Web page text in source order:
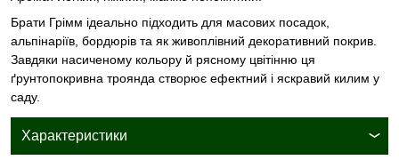
Брати Грімм ідеально підходить для масових посадок,
альпінаріїв, бордюрів та як живоплівний декоративний покрив.
Завдяки насиченому кольору й рясному цвітінню ця
ґрунтопокривна троянда створює ефектний і яскравий килим у
саду.
Характеристики